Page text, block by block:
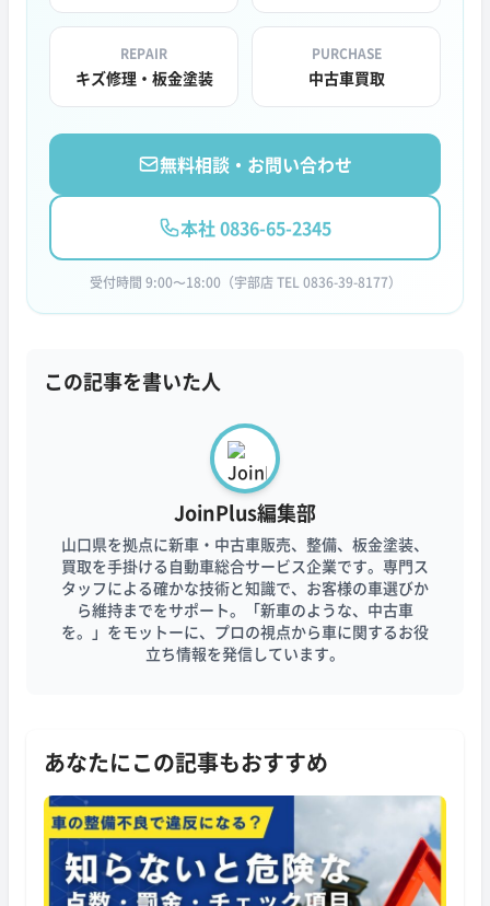
REPAIR
キズ修理・板金塗装
PURCHASE
中古車買取
無料相談・お問い合わせ
本社 0836-65-2345
受付時間 9:00〜18:00（宇部店 TEL 0836-39-8177）
この記事を書いた人
JoinPlus編集部
山口県を拠点に新車・中古車販売、整備、板金塗装、
買取を手掛ける自動車総合サービス企業です。専門ス
タッフによる確かな技術と知識で、お客様の車選びか
ら維持までをサポート。「新車のような、中古車
を。」をモットーに、プロの視点から車に関するお役
立ち情報を発信しています。
あなたにこの記事もおすすめ